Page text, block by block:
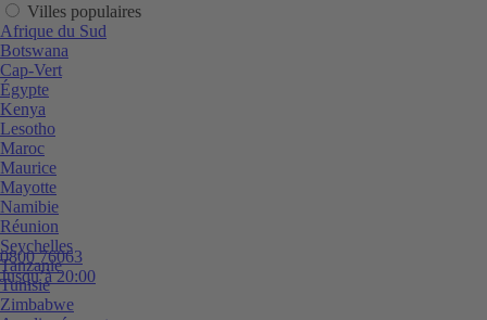
0800 76063
Jusqu’à 20:00
Villes populaires
Afrique du Sud
Botswana
Cap-Vert
Égypte
Kenya
Lesotho
Maroc
Maurice
Mayotte
Namibie
Réunion
Seychelles
Tanzanie
Tunisie
Zimbabwe